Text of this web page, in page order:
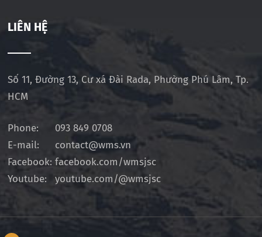
LIÊN HỆ
Số 11, Đường 13, Cư xá Đài Rada, Phường Phú Lâm, Tp.
HCM
Phone:
093 849 0708
E-mail:
contact@wms.vn
Facebook: facebook.com/wmsjsc
Youtube:
youtube.com/@wmsjsc